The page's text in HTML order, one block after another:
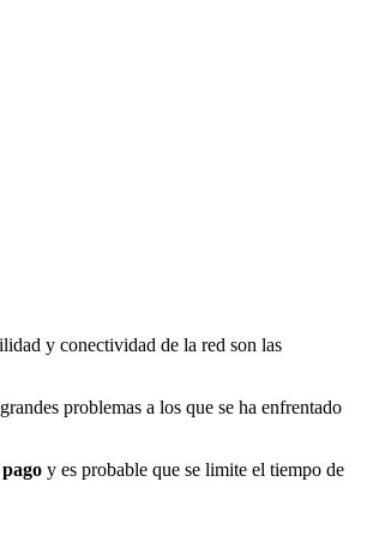
y conectividad de la red son las
problemas a los que se ha enfrentado
y es probable que se limite el tiempo de